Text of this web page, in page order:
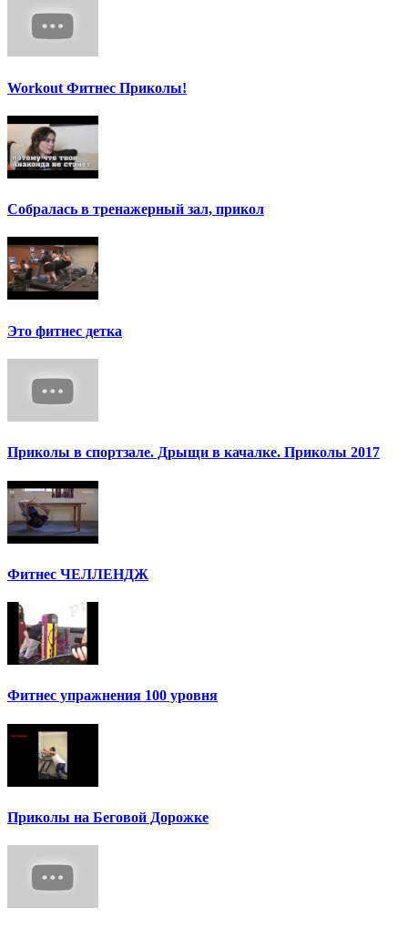
Workout Фитнес Приколы!
Собралась в тренажерный зал, прикол
Это фитнес детка
Приколы в спортзале. Дрыщи в качалке. Приколы 2017
Фитнес ЧЕЛЛЕНДЖ
Фитнес упражнения 100 уровня
Приколы на Беговой Дорожке